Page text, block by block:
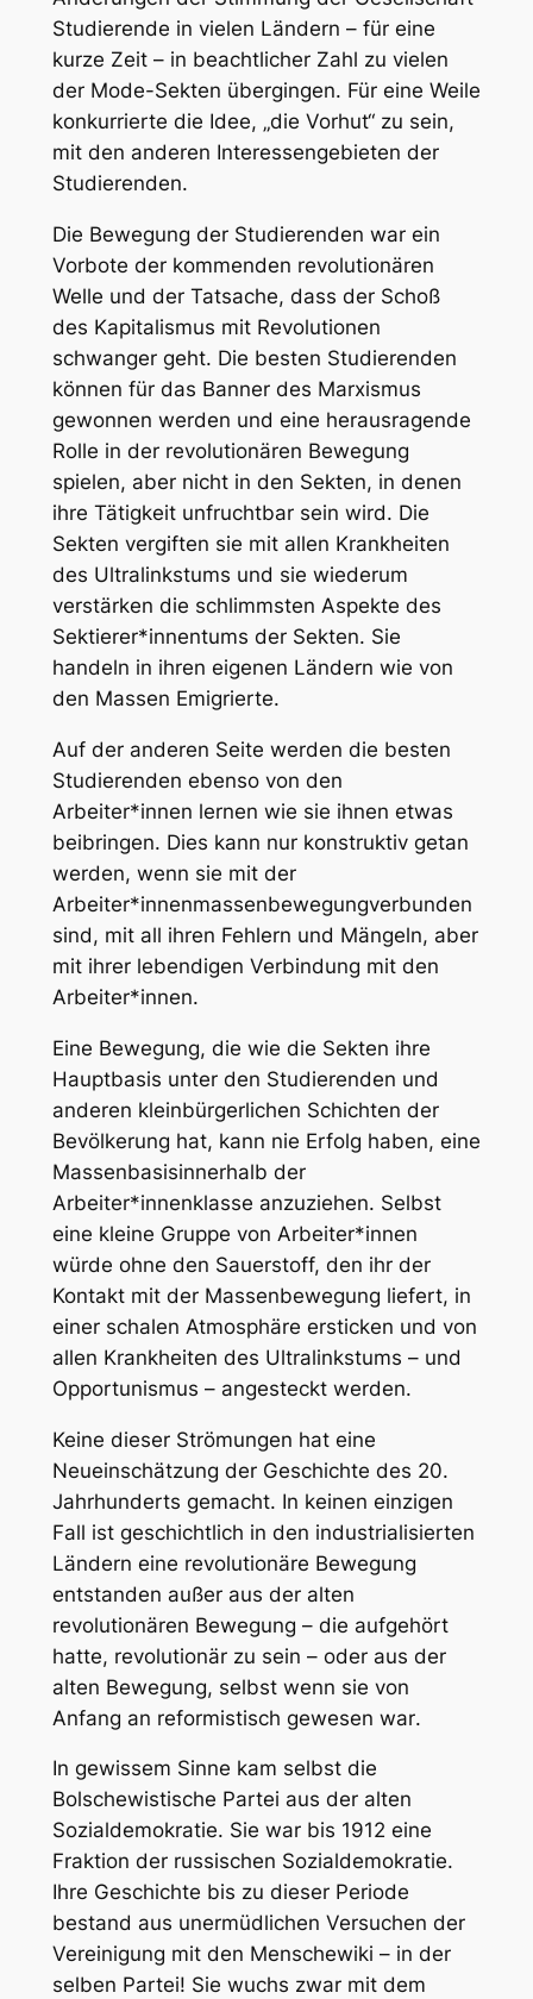
Studierende in vielen Ländern – für eine
kurze Zeit – in beachtlicher Zahl zu vielen
der Mode-Sekten übergingen. Für eine Weile
konkurrierte die Idee, „die Vorhut“ zu sein,
mit den anderen Interessengebieten der
Studierenden.
Die Bewegung der Studierenden war ein
Vorbote der kommenden revolutionären
Welle und der Tatsache, dass der Schoß
des Kapitalismus mit Revolutionen
schwanger geht. Die besten Studierenden
können für das Banner des Marxismus
gewonnen werden und eine herausragende
Rolle in der revolutionären Bewegung
spielen, aber nicht in den Sekten, in denen
ihre Tätigkeit unfruchtbar sein wird. Die
Sekten vergiften sie mit allen Krankheiten
des Ultralinkstums und sie wiederum
verstärken die schlimmsten Aspekte des
Sektierer*innentums der Sekten. Sie
handeln in ihren eigenen Ländern wie von
den Massen Emigrierte.
Auf der anderen Seite werden die besten
Studierenden ebenso von den
Arbeiter*innen lernen wie sie ihnen etwas
beibringen. Dies kann nur konstruktiv getan
werden, wenn sie mit der
Arbeiter*innenmassenbewegungverbunden
sind, mit all ihren Fehlern und Mängeln, aber
mit ihrer lebendigen Verbindung mit den
Arbeiter*innen.
Eine Bewegung, die wie die Sekten ihre
Hauptbasis unter den Studierenden und
anderen kleinbürgerlichen Schichten der
Bevölkerung hat, kann nie Erfolg haben, eine
Massenbasisinnerhalb der
Arbeiter*innenklasse anzuziehen. Selbst
eine kleine Gruppe von Arbeiter*innen
würde ohne den Sauerstoff, den ihr der
Kontakt mit der Massenbewegung liefert, in
einer schalen Atmosphäre ersticken und von
allen Krankheiten des Ultralinkstums – und
Opportunismus – angesteckt werden.
Keine dieser Strömungen hat eine
Neueinschätzung der Geschichte des 20.
Jahrhunderts gemacht. In keinen einzigen
Fall ist geschichtlich in den industrialisierten
Ländern eine revolutionäre Bewegung
entstanden außer aus der alten
revolutionären Bewegung – die aufgehört
hatte, revolutionär zu sein – oder aus der
alten Bewegung, selbst wenn sie von
Anfang an reformistisch gewesen war.
In gewissem Sinne kam selbst die
Bolschewistische Partei aus der alten
Sozialdemokratie. Sie war bis 1912 eine
Fraktion der russischen Sozialdemokratie.
Ihre Geschichte bis zu dieser Periode
bestand aus unermüdlichen Versuchen der
Vereinigung mit den Menschewiki – in der
selben Partei! Sie wuchs zwar mit dem